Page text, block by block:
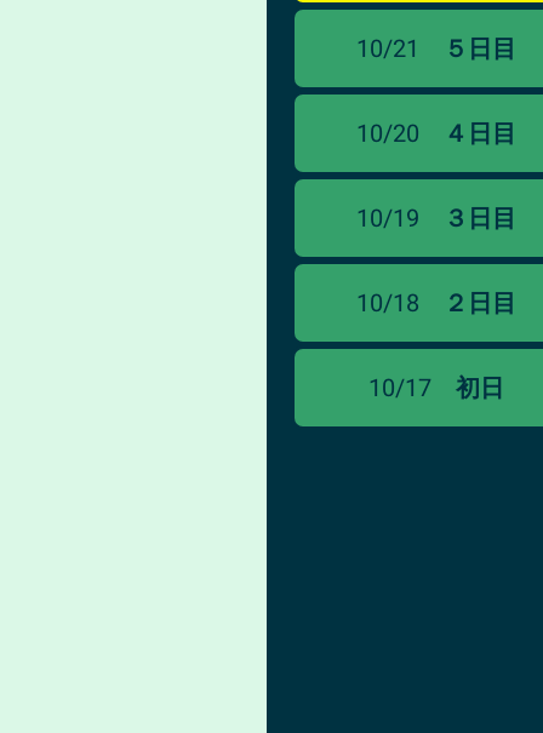
10/17 初日
10/18 ２日目
10/19 ３日目
10/20 ４日目
10/21 ５日目